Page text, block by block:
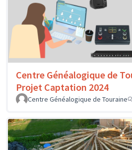
Centre Généalogique de
Projet Captation 2024
Centre Généalogique de Touraine